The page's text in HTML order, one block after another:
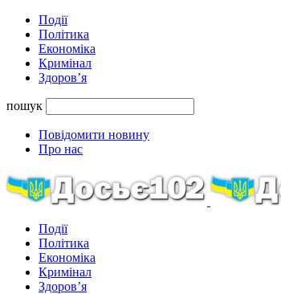
Події
Політика
Економіка
Кримінал
Здоров’я
пошук
Повідомити новину
Про нас
Події
Політика
Економіка
Кримінал
Здоров’я